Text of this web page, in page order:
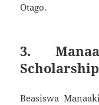
Otago.
3.
Beasiswa